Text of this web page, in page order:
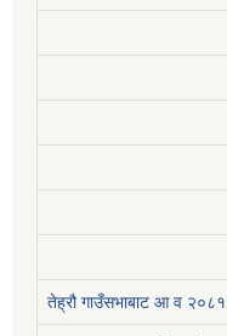
तेह्रौ गाउँसभाबाट आ व